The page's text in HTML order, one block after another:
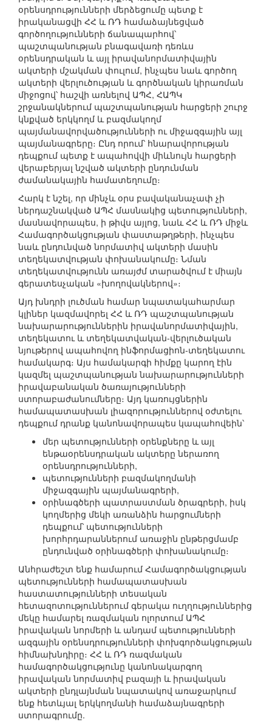
օրենսդրությունների մերձեցումը պետք է
իրականացվի ՀՀ և ՌԴ համաձայնեցված
գործողությունների ճանապարհով՝
պաշտպանության բնագավառի դեռևս
օրենսդրական և այլ իրավանորմատիվային
ակտերի մշակման փուլում, ինչպես նաև գործող
ակտերի վերլուծության և գործնական կիրառման
միջոցով՝ հաշվի առնելով ԱՊՀ, ՀԱՊԿ
շրջանակներում պաշտպանության հարցերի շուրջ
կնքված երկկողմ և բազմակողմ
պայմանավորվածությունների ու միջազգային այլ
պայմանագրերը։ Ընդ որում՝ հնարավորության
դեպքում պետք է ապահովվի միևնույն հարցերի
վերաբերյալ նշված ակտերի ընդունման
ժամանակային համատեղումը։
Հարկ է նշել, որ մինչև օրս բավականաչափ չի
ներդաշնակված ԱՊՀ մասնակից պետությունների,
մասնավորապես, ի թիվս այլոց, նաև ՀՀ և ՌԴ միջև
Համագործակցության փաստաթղթերի, ինչպես
նաև ընդունված նորմատիվ ակտերի մասին
տեղեկատվության փոխանակումը։ Նման
տեղեկատվությունն առայժմ տարածվում է միայն
գերատեսչական «խողովակներով»։
Այդ խնդրի լուծման համար նպատակահարմար
կլիներ կազմավորել ՀՀ և ՌԴ պաշտպանության
նախարարություններին իրավանորմատիվային,
տեղեկատու և տեղեկատվական-վերլուծական
նյութերով ապահովող ինֆ‎որմացիոն-տեղեկատու
համակարգ։ Այս համակարգի հիմքը կարող էին
կազմել պաշտպանության նախարարությունների
իրավաբանական ծառայությունների
ստորաբաժանումները։ Այդ կառույցներին
համապատասխան լիազորություններով օժտելու
դեպքում դրանք կանոնավորապես կապահովեին՝
մեր պետությունների օրենքները և այլ
ենթաօրենսդրական ակտերը ներառող
օրենսդրությունների,
պետությունների բազմակողմանի
միջազգային պայմանագրերի,
օրինագծերի պատրաստման ծրագրերի, իսկ
կողմերից մեկի առանձին հարցումների
դեպքում՝ պետությունների
խորհրդարաններում առաջին ընթերցմամբ
ընդունված օրինագծերի փոխանակումը։
Անհրաժեշտ ենք համարում Համագործակցության
պետությունների համապատասխան
հաստատությունների տեսական
հետազոտություններում գերակա ուղղություններից
մեկը համարել ռազմական ոլորտում ԱՊՀ
իրավական նորմերի և անդամ պետությունների
ազգային օրենսդրությունների փոխգործակցության
հիմնախնդիրը։ ՀՀ և ՌԴ ռազմական
համագործակցությունը կանոնակարգող
իրավական նորմատիվ բազայի և իրավական
ակտերի ընդլայնման նպատակով առաջարկում
ենք հետևյալ երկկողմանի համաձայնագրերի
ստորագրումը.